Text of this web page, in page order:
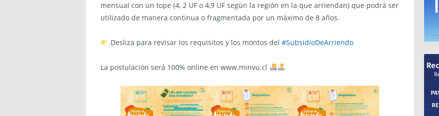
mensual con un tope (4, 2 UF o 4,9 UF según la región en la que arriendan) que podrá ser
utilizado de manera continua o fragmentada por un máximo de 8 años.
Desliza para revisar los requisitos y los montos del #SubsidioDeArriendo
La postulación será 100% online en www.minvu.cl